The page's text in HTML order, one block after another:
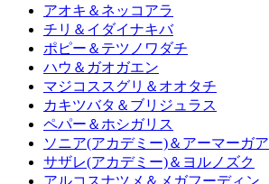
アオキ＆ネッコアラ
チリ＆イダイナキバ
ポピー＆テツノワダチ
ハウ＆ガオガエン
マジコススグリ＆オオタチ
カキツバタ＆ブリジュラス
ペパー＆ホシガリス
ソニア(アカデミー)＆アーマーガア
サザレ(アカデミー)＆ヨルノズク
アルコスナツメ＆メガフーディン